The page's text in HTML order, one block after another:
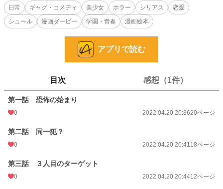
肝試しでとある廃墟に訪れた本田とその先輩
霊感があると自称していた先輩に対し、全く無いと思っていた本田。しかし、建
物に入ると、先輩には見えないものが本田には見えてしまう‥
本田と幽霊少女が繰り広げる、ホラーギャグストーリーです。
8,555 位 / 8,555 件
一般男性向け 2,374 位 / 2,374 件
お気に入り
24h.ポイント 0 pt
更新日時 2022.04.20 20:51
日常
ギャグ・コメディ 美少女 ホラー シリアス
恋愛
シュール
漫画ダービー 学園・青春 漫画絵本
アプリで読む
目次 感想（1件）
第一話 恐怖の始まり
0 2022.04.20 20:3620ページ
第二話 同一犯？
0 2022.04.20 20:4118ページ
第三話 ３人目のターゲット
0 2022.04.20 20:4412ページ